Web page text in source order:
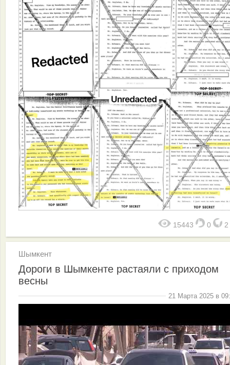
15443 0 2
Шымкент
Дороги в Шымкенте растаяли с приходом
весны
21 Марта 2025 в